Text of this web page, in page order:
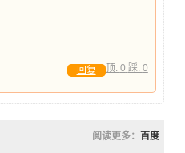
顶: 0 踩: 0
回复
阅读更多： 百度